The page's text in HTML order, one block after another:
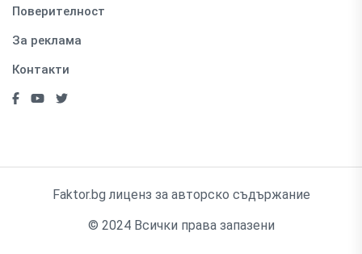
Поверителност
За реклама
Контакти
Faktor.bg лиценз за авторско съдържание
© 2024 Всички права запазени